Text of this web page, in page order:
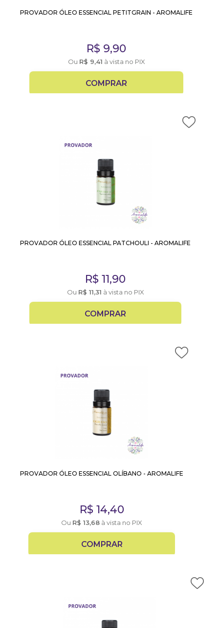
PROVADOR ÓLEO ESSENCIAL PETITGRAIN - AROMALIFE
R$ 9,90
Ou R$ 9,41 à vista no PIX
COMPRAR
PROVADOR ÓLEO ESSENCIAL PATCHOULI - AROMALIFE
R$ 11,90
Ou R$ 11,31 à vista no PIX
COMPRAR
PROVADOR ÓLEO ESSENCIAL OLÍBANO - AROMALIFE
R$ 14,40
Ou R$ 13,68 à vista no PIX
COMPRAR